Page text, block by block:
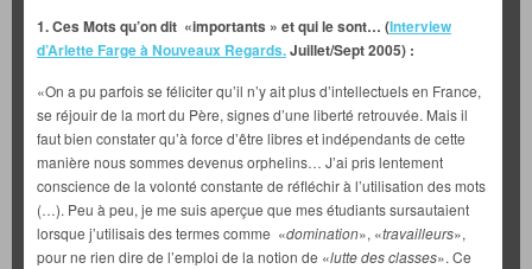
1. Ces Mots qu’on dit «importants » et qui le sont… (Interview
d’Arlette Farge à Nouveaux Regards.Juillet/Sept 2005) :
«On a pu parfois se féliciter qu’il n’y ait plus d’intellectuels en France,
se réjouir de la mort du Père, signes d’une liberté retrouvée. Mais il
faut bien constater qu’à force d’être libres et indépendants de cette
manière nous sommes devenus orphelins… J’ai pris lentement
conscience de la volonté constante de réfléchir à l’utilisation des mots
(…). Peu à peu, je me suis aperçue que mes étudiants sursautaient
lorsque j’utilisais des termes comme «domination», «travailleurs»,
pour ne rien dire de l’emploi de la notion de «lutte des classes». Ce